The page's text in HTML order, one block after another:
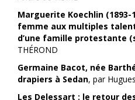
Marguerite Koechlin (1893-
femme aux multiples
d’une famille protestante
THÉROND
Germaine Bacot, née
drapiers à Sedan, par
Les Delessart : le retour